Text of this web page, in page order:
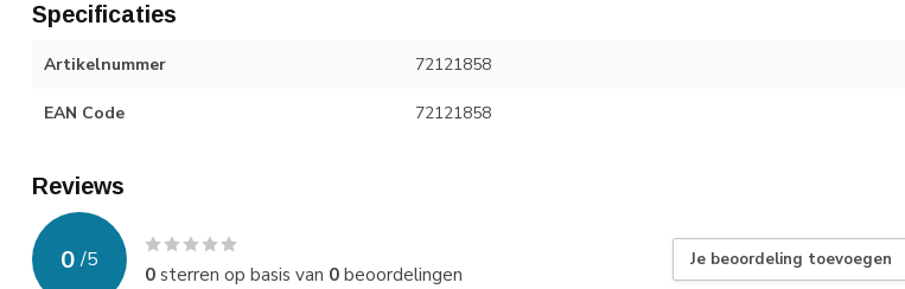
Specificaties
Artikelnummer 72121858
EAN Code 72121858
Reviews
0 /5
0sterren op basis van 0beoordelingen
Je beoordeling toevoegen